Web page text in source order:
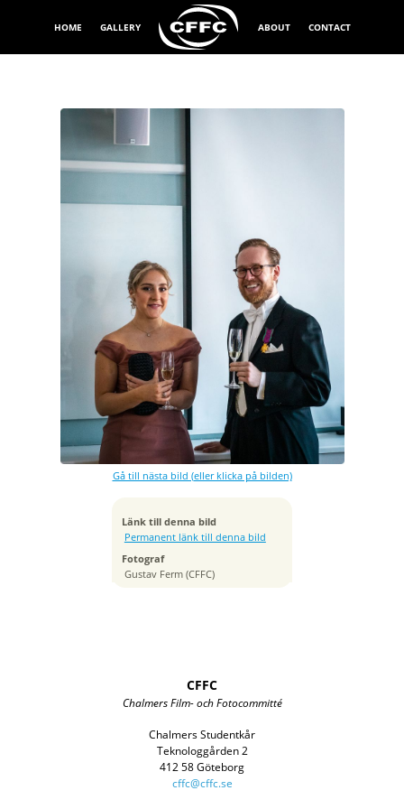
HOME GALLERY ABOUT CONTACT
Gå till nästa bild (eller klicka på bilden)
Länk till denna bild
Permanent länk till denna bild
Fotograf
Gustav Ferm (CFFC)
Exponeringstid
1/125 sek
Bländare
Canon EOS 5D Mark IV
Tagen
ISO
4000
Brännvidd
50 mm
CFFC
Chalmers Film- och Fotocommitté
Chalmers Studentkår
Teknologgården 2
412 58 Göteborg
cffc@cffc.se